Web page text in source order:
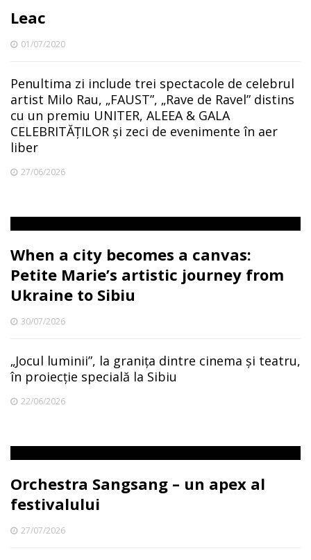
Leac
01/07/2020
Penultima zi include trei spectacole de celebrul
artist Milo Rau, „FAUST”, „Rave de Ravel” distins
cu un premiu UNITER, ALEEA & GALA
CELEBRITĂȚILOR și zeci de evenimente în aer
liber
27/06/2026
When a city becomes a canvas:
Petite Marie’s artistic journey from
Ukraine to Sibiu
30/07/2026
„Jocul luminii”, la granița dintre cinema și teatru,
în proiecție specială la Sibiu
22/06/2026
Orchestra Sangsang – un apex al
festivalului
27/07/2026